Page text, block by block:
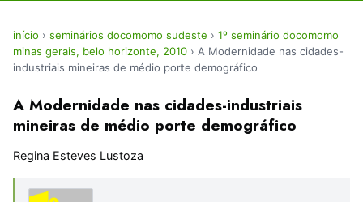
início › seminários docomomo sudeste › 1º seminário docomomo
minas gerais, belo horizonte, 2010 › A Modernidade nas cidades-
industriais mineiras de médio porte demográfico
A Modernidade nas cidades-industriais
mineiras de médio porte demográfico
Regina Esteves Lustoza